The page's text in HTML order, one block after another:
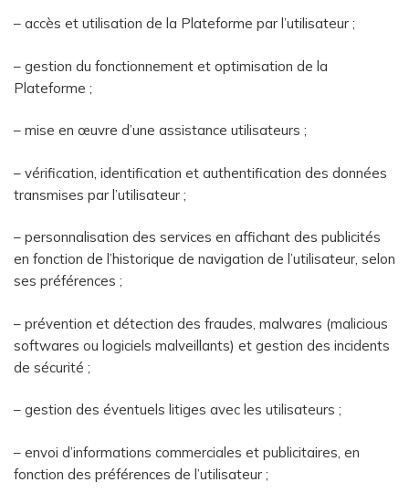
– accès et utilisation de la Plateforme par l’utilisateur ;
– gestion du fonctionnement et optimisation de la
Plateforme ;
– mise en œuvre d’une assistance utilisateurs ;
– vérification, identification et authentification des données
transmises par l’utilisateur ;
– personnalisation des services en affichant des publicités
en fonction de l’historique de navigation de l’utilisateur, selon
ses préférences ;
– prévention et détection des fraudes, malwares (malicious
softwares ou logiciels malveillants) et gestion des incidents
de sécurité ;
– gestion des éventuels litiges avec les utilisateurs ;
– envoi d’informations commerciales et publicitaires, en
fonction des préférences de l’utilisateur ;